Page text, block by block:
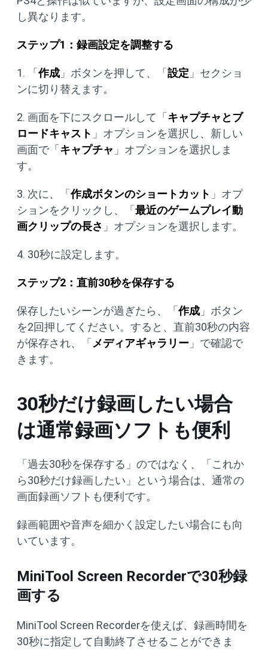
し異なります。
ステップ1：録画設定を調整する
1. 「作成 」ボタンを押して、「設定 」セクショ
ンに切り替えます。
2. 画面を下にスクロールして「キャプチャとブ
ロードキャスト 」オプションを選択し、新しい
画面で「キャプチャ 」オプションを選択しま
す。
3. 次に、「作成ボタンのショートカット 」オプ
ションをクリックし、「最近のゲームプレイ動
画クリップの長さ 」オプションを選択します。
4. 30秒に設定します。
ステップ2：直前30秒を保存する
保存したいシーンが過ぎたら、「作成 」ボタン
を2回押してください。すると、直前30秒の内容
が保存され、「メディアギャラリー 」で確認で
きます。
30秒だけ録画したい場合
は通常録画ソフトも便利
「過去30秒を保存する」のではなく、「これか
ら30秒だけ録画したい」という場合は、通常の
画面録画ソフトも便利です。
録画範囲や音声を細かく設定したい場合にも向
いています。
MiniTool Screen Recorderで30秒録
画する
MiniTool Screen Recorderを使えば、録画時間を
30秒に指定して自動終了させることができま